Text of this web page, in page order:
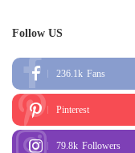
Follow US
236.1k Fans
Pinterest
79.8k Followers